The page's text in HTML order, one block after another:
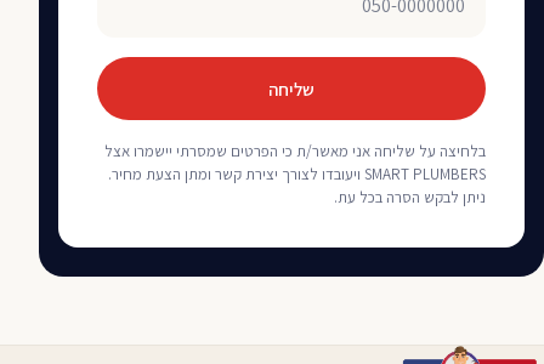
שליחה
בלחיצה על שליחה אני מאשר/ת כי הפרטים שמסרתי יישמרו אצל
SMART PLUMBERS ויעובדו לצורך יצירת קשר ומתן הצעת מחיר.
ניתן לבקש הסרה בכל עת.